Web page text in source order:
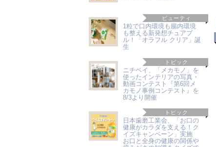
ビューティ
1粒で口内環境も腸内環境
も整える新発想チュアブ
ル！「オラフル クリア」誕
生
トピック
ニチベイ、「メカモノ」を
使ったインテリアの写真・
動画コンテスト『第6回メ
カモノ事例コンテスト』を
8/3より開催
トピック
日本歯磨工業会、「お口の
健康がカラダを支える！ク
イズキャンペーン」実施
お口と全身の健康の関係や